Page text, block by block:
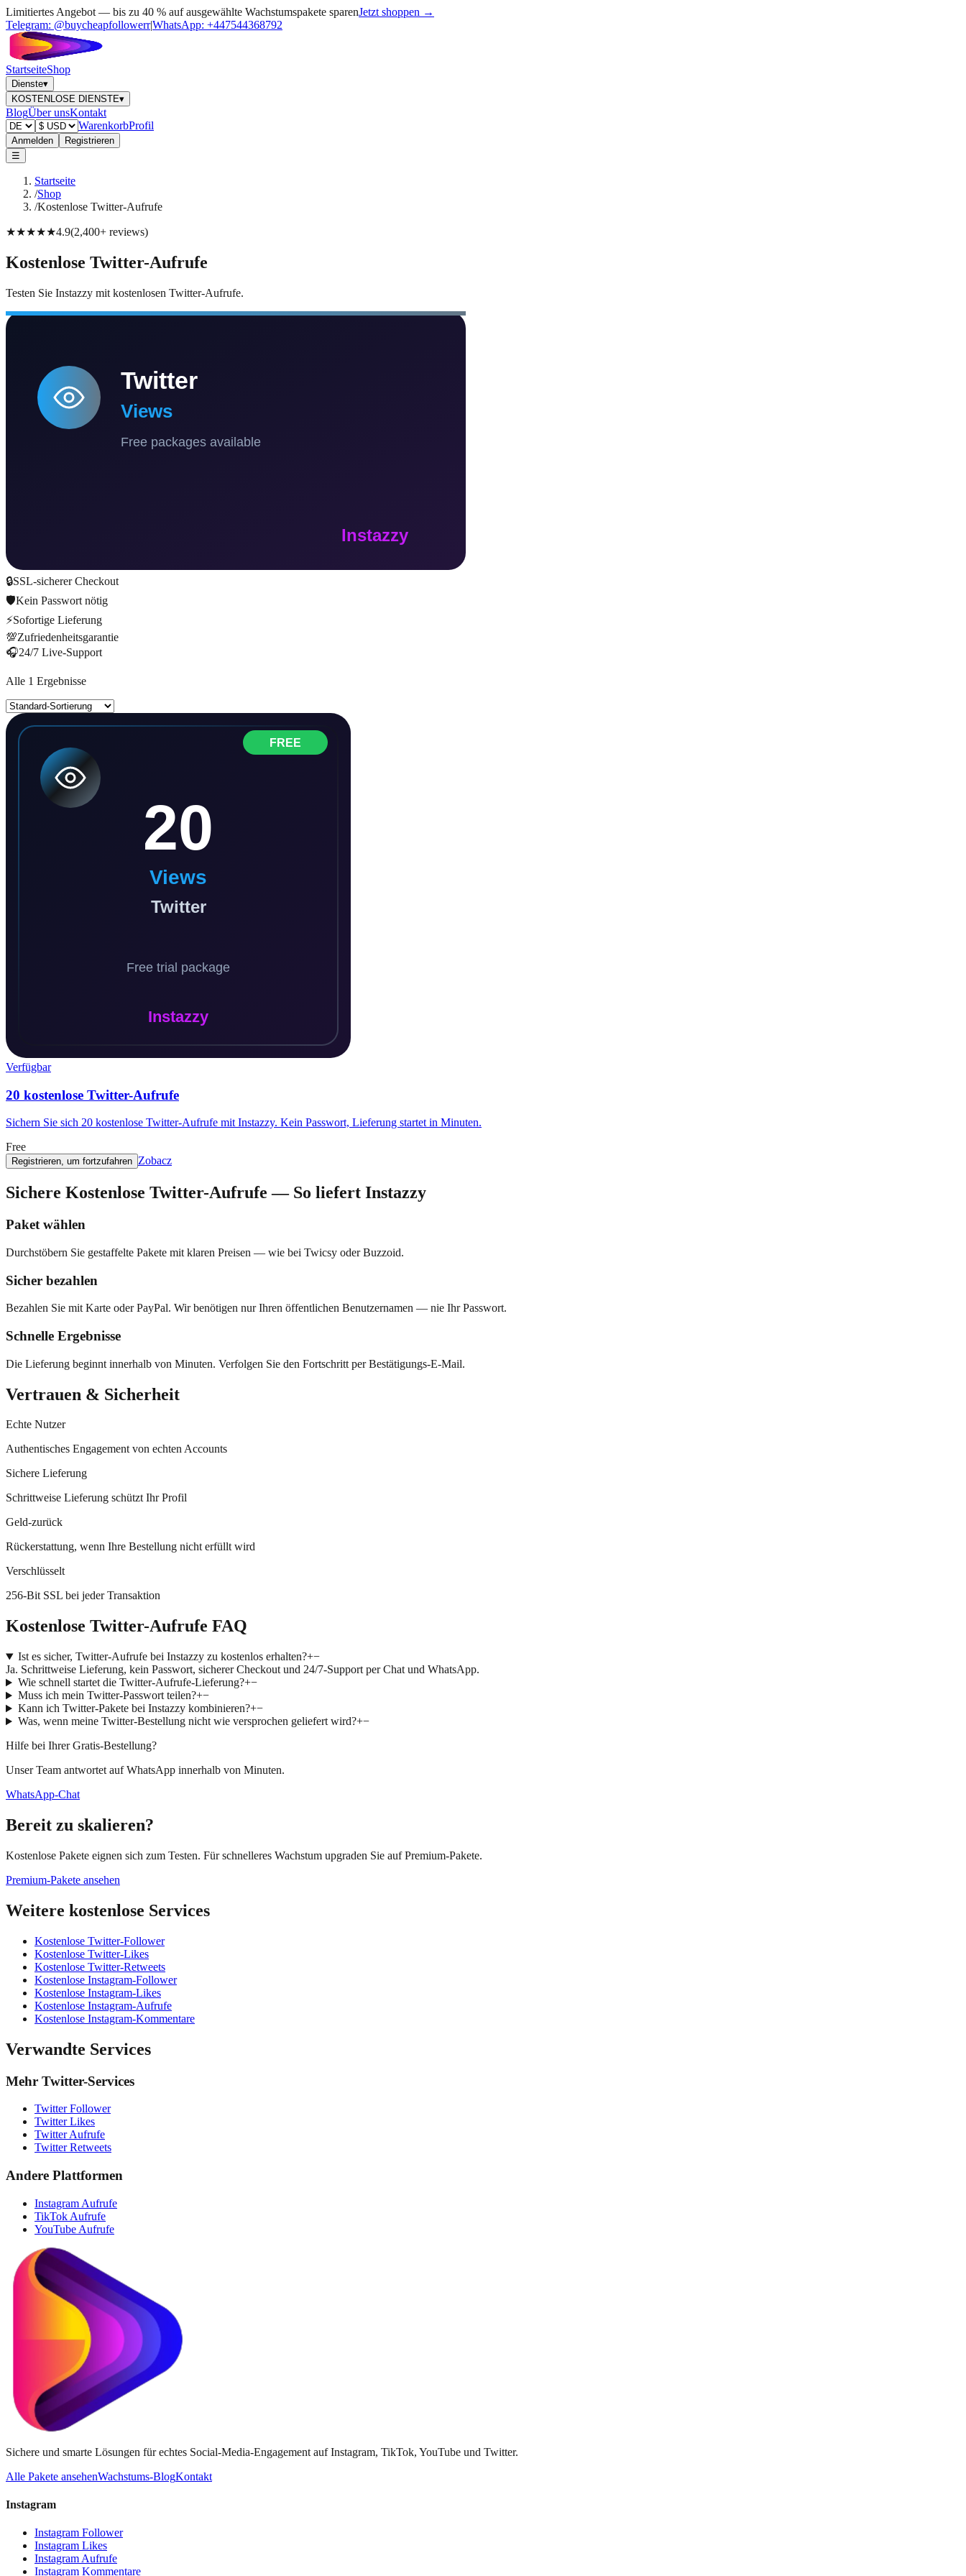
Limitiertes Angebot — bis zu 40 % auf ausgewählte Wachstumspakete sparenJetzt shoppen →
Telegram: @buycheapfollowerr|WhatsApp: +447544368792
StartseiteShop
Dienste▾
KOSTENLOSE DIENSTE▾
BlogÜber unsKontakt
WarenkorbProfil
Anmelden
Registrieren
☰
Startseite
/Shop
/Kostenlose Twitter-Aufrufe
★★★★★4.9(2,400+ reviews)
Kostenlose Twitter-Aufrufe
Testen Sie Instazzy mit kostenlosen Twitter-Aufrufe.
🔒SSL-sicherer Checkout
🛡️Kein Passwort nötig
⚡Sofortige Lieferung
💯Zufriedenheitsgarantie
🎧24/7 Live-Support
Alle 1 Ergebnisse
Verfügbar
20 kostenlose Twitter-Aufrufe
Sichern Sie sich 20 kostenlose Twitter-Aufrufe mit Instazzy. Kein Passwort, Lieferung startet in Minuten.
Free
Registrieren, um fortzufahren Zobacz
Sichere Kostenlose Twitter-Aufrufe — So liefert Instazzy
Paket wählen
Durchstöbern Sie gestaffelte Pakete mit klaren Preisen — wie bei Twicsy oder Buzzoid.
Sicher bezahlen
Bezahlen Sie mit Karte oder PayPal. Wir benötigen nur Ihren öffentlichen Benutzernamen — nie Ihr Passwort.
Schnelle Ergebnisse
Die Lieferung beginnt innerhalb von Minuten. Verfolgen Sie den Fortschritt per Bestätigungs-E-Mail.
Vertrauen & Sicherheit
Echte Nutzer
Authentisches Engagement von echten Accounts
Sichere Lieferung
Schrittweise Lieferung schützt Ihr Profil
Geld-zurück
Rückerstattung, wenn Ihre Bestellung nicht erfüllt wird
Verschlüsselt
256-Bit SSL bei jeder Transaktion
Kostenlose Twitter-Aufrufe FAQ
Ist es sicher, Twitter-Aufrufe bei Instazzy zu kostenlos erhalten?+−
Ja. Schrittweise Lieferung, kein Passwort, sicherer Checkout und 24/7-Support per Chat und WhatsApp.
Wie schnell startet die Twitter-Aufrufe-Lieferung?+−
Muss ich mein Twitter-Passwort teilen?+−
Kann ich Twitter-Pakete bei Instazzy kombinieren?+−
Was, wenn meine Twitter-Bestellung nicht wie versprochen geliefert wird?+−
Hilfe bei Ihrer Gratis-Bestellung?
Unser Team antwortet auf WhatsApp innerhalb von Minuten.
WhatsApp-Chat
Bereit zu skalieren?
Kostenlose Pakete eignen sich zum Testen. Für schnelleres Wachstum upgraden Sie auf Premium-Pakete.
Premium-Pakete ansehen
Weitere kostenlose Services
Kostenlose Twitter-Follower
Kostenlose Twitter-Likes
Kostenlose Twitter-Retweets
Kostenlose Instagram-Follower
Kostenlose Instagram-Likes
Kostenlose Instagram-Aufrufe
Kostenlose Instagram-Kommentare
Verwandte Services
Mehr Twitter-Services
Twitter Follower
Twitter Likes
Twitter Aufrufe
Twitter Retweets
Andere Plattformen
Instagram Aufrufe
TikTok Aufrufe
YouTube Aufrufe
Sichere und smarte Lösungen für echtes Social-Media-Engagement auf Instagram, TikTok, YouTube und Twitter.
Alle Pakete ansehenWachstums-BlogKontakt
Instagram
Instagram Follower
Instagram Likes
Instagram Aufrufe
Instagram Kommentare